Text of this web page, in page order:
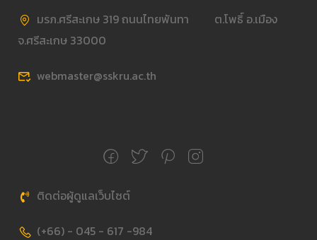
มรภ.ศรีสะเกษ 319 ถนนไทยพันทา ต.โพธิ์ อ.เมือง
จ.ศรีสะเกษ 33000
webmaster@sskru.ac.th
ติดต่อผู้ดูแลเว็บไซต์
(+66) - 045 - 617 -984